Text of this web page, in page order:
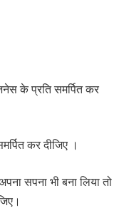
के प्रति समर्पित कर
कर दीजिए ।
सपना भी बना लिया तो